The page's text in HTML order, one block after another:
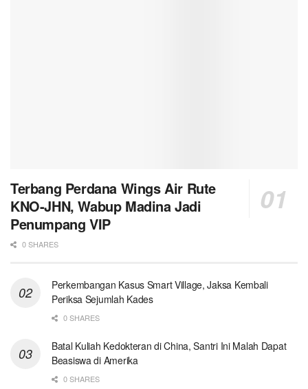
Terbang Perdana Wings Air Rute
KNO-JHN, Wabup Madina Jadi
Penumpang VIP
0 SHARES
Perkembangan Kasus Smart Village, Jaksa Kembali
Periksa Sejumlah Kades
0 SHARES
Batal Kuliah Kedokteran di China, Santri Ini Malah Dapat
Beasiswa di Amerika
0 SHARES